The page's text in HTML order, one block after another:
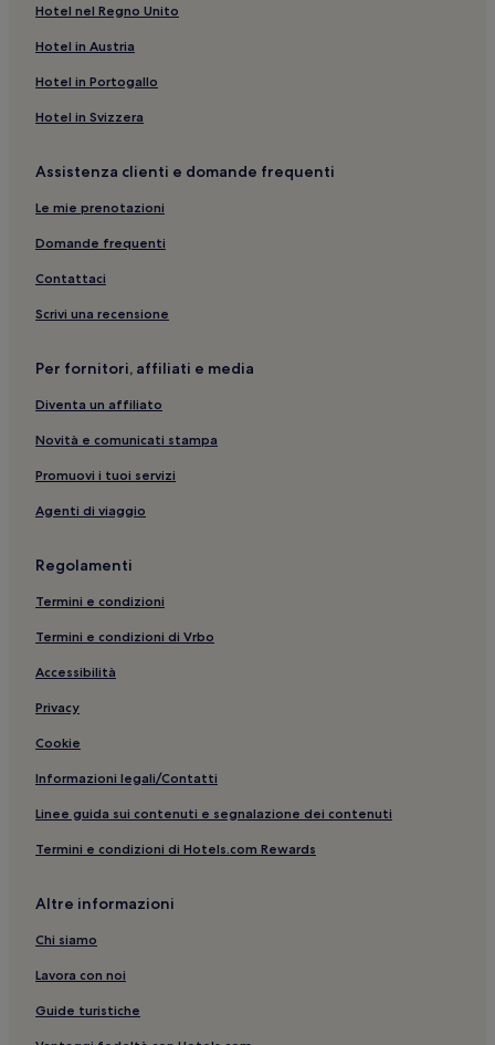
Hotel nel Regno Unito
Hotel in Austria
Hotel in Portogallo
Hotel in Svizzera
Assistenza clienti e domande frequenti
Le mie prenotazioni
Domande frequenti
Contattaci
Scrivi una recensione
Per fornitori, affiliati e media
Diventa un affiliato
Novità e comunicati stampa
Promuovi i tuoi servizi
Agenti di viaggio
Regolamenti
Termini e condizioni
Termini e condizioni di Vrbo
Accessibilità
Privacy
Cookie
Informazioni legali/Contatti
Linee guida sui contenuti e segnalazione dei contenuti
Termini e condizioni di Hotels.com Rewards
Altre informazioni
Chi siamo
Lavora con noi
Guide turistiche